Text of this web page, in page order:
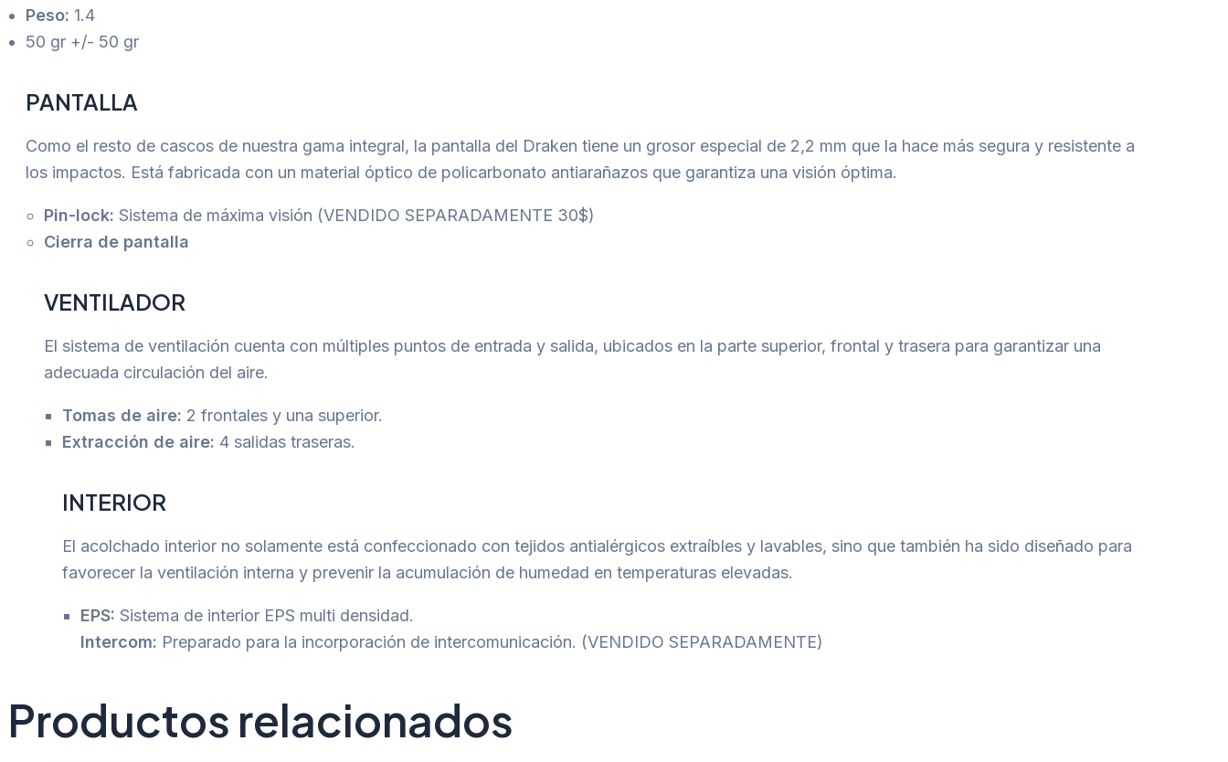
Peso: 1.4
50 gr +/- 50 gr
PANTALLA
Como el resto de cascos de nuestra gama integral, la pantalla del Draken tiene un grosor especial de 2,2 mm que la hace más segura y resistente a
los impactos. Está fabricada con un material óptico de policarbonato antiarañazos que garantiza una visión óptima.
Pin-lock: Sistema de máxima visión (VENDIDO SEPARADAMENTE 30$)
Cierra de pantalla
VENTILADOR
El sistema de ventilación cuenta con múltiples puntos de entrada y salida, ubicados en la parte superior, frontal y trasera para garantizar una
adecuada circulación del aire.
Tomas de aire: 2 frontales y una superior.
Extracción de aire: 4 salidas traseras.
INTERIOR
El acolchado interior no solamente está confeccionado con tejidos antialérgicos extraíbles y lavables, sino que también ha sido diseñado para
favorecer la ventilación interna y prevenir la acumulación de humedad en temperaturas elevadas.
EPS: Sistema de interior EPS multi densidad.
Intercom: Preparado para la incorporación de intercomunicación. (VENDIDO SEPARADAMENTE)
Productos relacionados